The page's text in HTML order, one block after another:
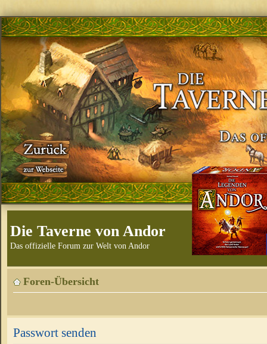
Die Taverne von Andor
Das offizielle Forum zur Welt von Andor
Foren-Übersicht
Passwort senden